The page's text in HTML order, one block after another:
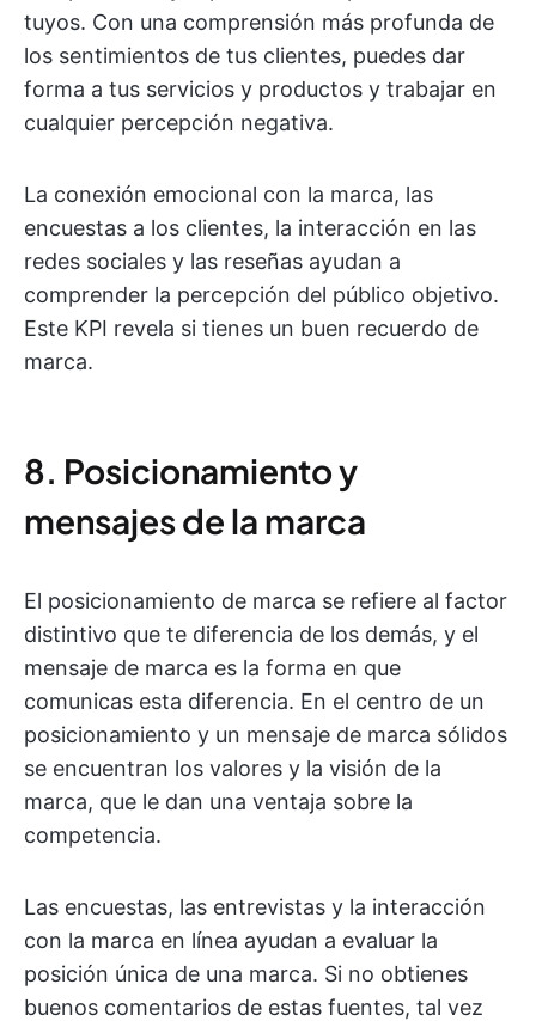
tuyos. Con una comprensión más profunda de
los sentimientos de tus clientes, puedes dar
forma a tus servicios y productos y trabajar en
cualquier percepción negativa.
La conexión emocional con la marca, las
encuestas a los clientes, la interacción en las
redes sociales y las reseñas ayudan a
comprender la percepción del público objetivo.
Este KPI revela si tienes un buen recuerdo de
marca.
8. Posicionamiento y
mensajes de la marca
El posicionamiento de marca se refiere al factor
distintivo que te diferencia de los demás, y el
mensaje de marca es la forma en que
comunicas esta diferencia. En el centro de un
posicionamiento y un mensaje de marca sólidos
se encuentran los valores y la visión de la
marca, que le dan una ventaja sobre la
competencia.
Las encuestas, las entrevistas y la interacción
con la marca en línea ayudan a evaluar la
posición única de una marca. Si no obtienes
buenos comentarios de estas fuentes, tal vez